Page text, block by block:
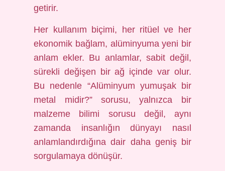
getirir.
Her kullanım biçimi, her ritüel ve her
ekonomik bağlam, alüminyuma yeni bir
anlam ekler. Bu anlamlar, sabit değil,
sürekli değişen bir ağ içinde var olur.
Bu nedenle “Alüminyum yumuşak bir
metal midir?” sorusu, yalnızca bir
malzeme bilimi sorusu değil, aynı
zamanda insanlığın dünyayı nasıl
anlamlandırdığına dair daha geniş bir
sorgulamaya dönüşür.